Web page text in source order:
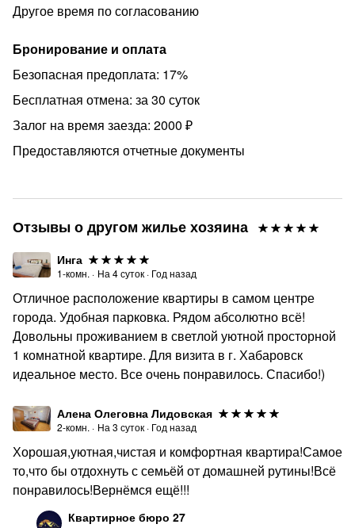
Другое время по согласованию
Бронирование и оплата
Безопасная предоплата: 17%
Бесплатная отмена: за 30 суток
Залог на время заезда: 2000 ₽
Предоставляются отчетные документы
Отзывы о другом жилье хозяина
Инга
1-комн. · На 4суток · Год назад
Отличное расположение квартиры в самом центре
города. Удобная парковка. Рядом абсолютно всё!
Довольны проживанием в светлой уютной просторной
1 комнатной квартире. Для визита в г. Хабаровск
идеальное место. Все очень понравилось. Спасибо!)
Алена Олеговна Лидовская
2-комн. · На 3 суток · Год назад
Хорошая,уютная,чистая и комфортная квартира!Самое
то,что бы отдохнуть с семьёй от домашней рутины!Всё
понравилось!Вернёмся ещё!!!
Квартирное бюро 27